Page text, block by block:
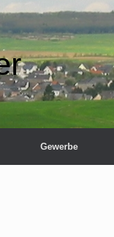
Gewerbe